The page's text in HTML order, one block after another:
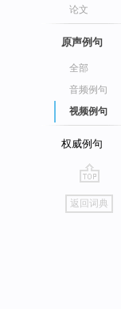
论文
原声例句
全部
音频例句
视频例句
权威例句
go
top
返回词典